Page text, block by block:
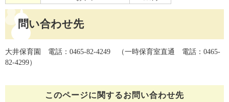
問い合わせ先
大井保育園 電話：0465-82-4249 （一時保育室直通 電話：0465-
82-4299）
このページに関するお問い合わせ先